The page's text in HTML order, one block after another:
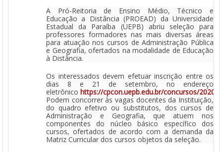
A Pró-Reitoria de Ensino Médio, Técnico e
Educação a Distância (PROEAD) da Universidade
Estadual da Paraíba (UEPB) abriu seleção para
professores formadores nas mais diversas áreas
para atuação nos cursos de Administração Pública
e Geografia, ofertados na modalidade de Educação
à Distância.
Os interessados devem efetuar inscrição entre os
dias 8 e 21 de setembro, no endereço
eletrônico https://cpcon.uepb.edu.br/concursos/
Podem concorrer às vagas docentes da Instituição,
do quadro efetivo ou substitutos, dos cursos de
Administração e Geografia, que atuem nos
componentes do núcleo básico específico dos
cursos, ofertados de acordo com a demanda da
Matriz Curricular dos cursos objetos da seleção.